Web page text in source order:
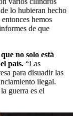
lo hubieran hecho
hemos
de que
no solo está
país. “Las
para disuadir las
ilegal.
guerra es el